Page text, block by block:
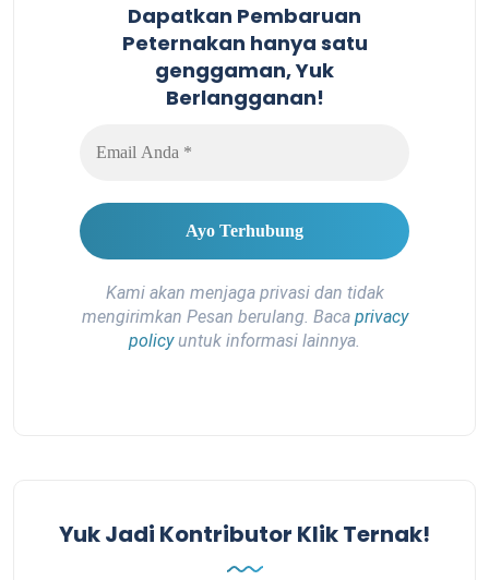
Dapatkan Pembaruan
Peternakan hanya satu
genggaman, Yuk
Berlangganan!
Kami akan menjaga privasi dan tidak
mengirimkan Pesan berulang. Baca privacy
policyuntuk informasi lainnya.
Yuk Jadi Kontributor Klik Ternak!